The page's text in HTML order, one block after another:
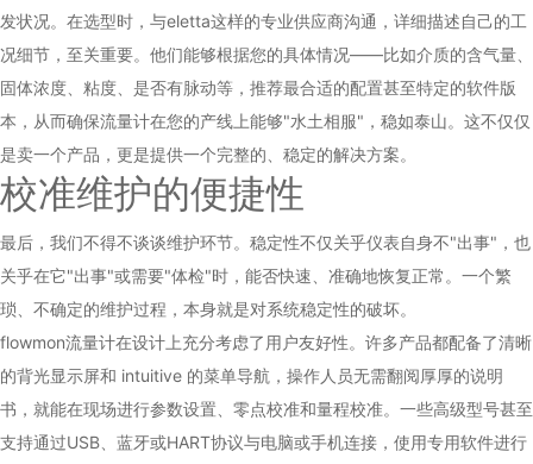
发状况。在选型时，与eletta这样的专业供应商沟通，详细描述自己的工
况细节，至关重要。他们能够根据您的具体情况——比如介质的含气量、
固体浓度、粘度、是否有脉动等，推荐最合适的配置甚至特定的软件版
本，从而确保流量计在您的产线上能够"水土相服"，稳如泰山。这不仅仅
是卖一个产品，更是提供一个完整的、稳定的解决方案。
校准维护的便捷性
最后，我们不得不谈谈维护环节。稳定性不仅关乎仪表自身不"出事"，也
关乎在它"出事"或需要"体检"时，能否快速、准确地恢复正常。一个繁
琐、不确定的维护过程，本身就是对系统稳定性的破坏。
flowmon流量计在设计上充分考虑了用户友好性。许多产品都配备了清晰
的背光显示屏和 intuitive 的菜单导航，操作人员无需翻阅厚厚的说明
书，就能在现场进行参数设置、零点校准和量程校准。一些高级型号甚至
支持通过USB、蓝牙或HART协议与电脑或手机连接，使用专用软件进行